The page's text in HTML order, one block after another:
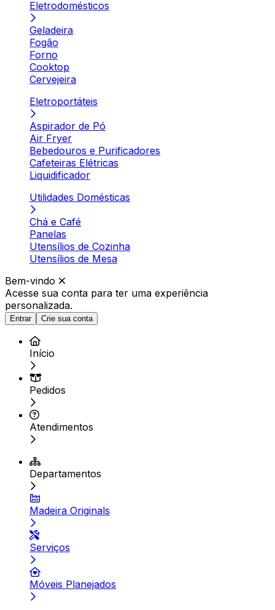
Eletrodomésticos
Geladeira
Fogão
Forno
Cooktop
Cervejeira
Eletroportáteis
Aspirador de Pó
Air Fryer
Bebedouros e Purificadores
Cafeteiras Elétricas
Liquidificador
Utilidades Domésticas
Chá e Café
Panelas
Utensílios de Cozinha
Utensílios de Mesa
Bem-vindo
Acesse sua conta para ter uma experiência
personalizada.
Entrar Crie sua conta
Início
Pedidos
Atendimentos
Departamentos
Madeira Originals
Serviços
Móveis Planejados